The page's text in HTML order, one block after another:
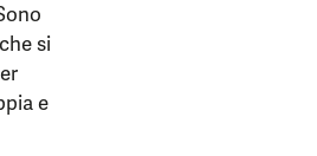
si
e